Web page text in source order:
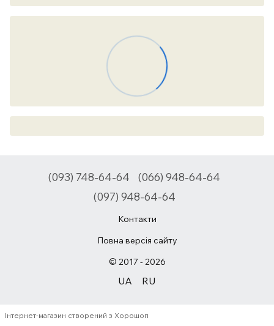
(093) 748-64-64
(066) 948-64-64
(097) 948-64-64
Контакти
Повна версія сайту
© 2017 - 2026
UA RU
Інтернет-магазин створений з Хорошоп